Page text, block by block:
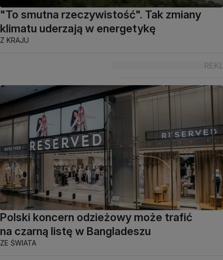
"To smutna rzeczywistość". Tak zmiany
klimatu uderzają w energetykę
Z KRAJU
Polski koncern odzieżowy może trafić
na czarną listę w Bangladeszu
ZE ŚWIATA